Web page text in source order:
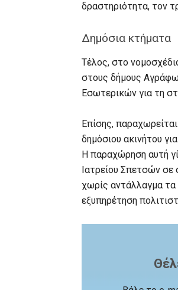
δραστηριότητα, τον
Δημόσια κτήματα
Τέλος, στο
στους δήμους
Εσωτερικών για τη
Επίσης,
δημόσιου ακινήτου
Η παραχώρηση αυτή
Ιατρείου Σπετσών σε
χωρίς αντάλλαγμα τα
εξυπηρέτηση